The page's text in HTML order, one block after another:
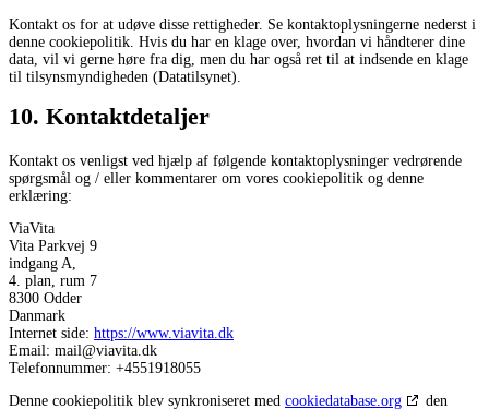
Kontakt os for at udøve disse rettigheder. Se kontaktoplysningerne nederst i
denne cookiepolitik. Hvis du har en klage over, hvordan vi håndterer dine
data, vil vi gerne høre fra dig, men du har også ret til at indsende en klage
til tilsynsmyndigheden (Datatilsynet).
10. Kontaktdetaljer
Kontakt os venligst ved hjælp af følgende kontaktoplysninger vedrørende
spørgsmål og / eller kommentarer om vores cookiepolitik og denne
erklæring:
ViaVita
Vita Parkvej 9
indgang A,
4. plan, rum 7
8300 Odder
Danmark
Internet side: https://www.viavita.dk
Email: mail@viavita.dk
Telefonnummer: +4551918055
Denne cookiepolitik blev synkroniseret med cookiedatabase.org
den